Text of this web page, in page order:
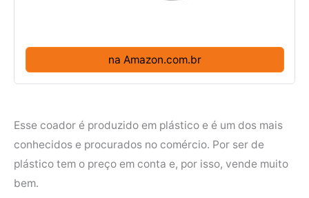
na Amazon.com.br
Esse coador é produzido em plástico e é um dos mais
conhecidos e procurados no comércio. Por ser de
plástico tem o preço em conta e, por isso, vende muito
bem.